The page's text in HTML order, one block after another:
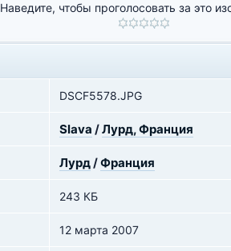
Наведите, чтобы проголосовать за это
DSCF5578.JPG
Slava /Лурд, Франция
Лурд/Франция
243 КБ
12 марта 2007